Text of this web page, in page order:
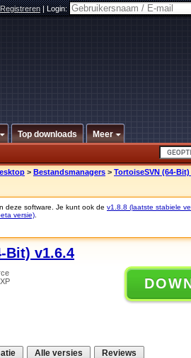
Registreren|Login:
Top downloads Meer
> Bestandsmanagers > TortoiseSVN (64-Bit)
deze software. Je kunt ook de v1.8.8 (laatste stabiele
versie)
Bit) v1.6.4
Alle versies Reviews